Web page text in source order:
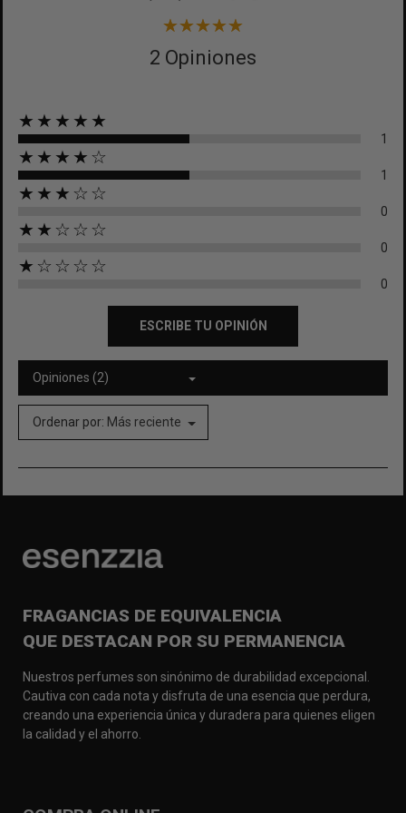
2 Opiniones
★★★★★
1
★★★★☆
1
★★★☆☆
0
★★☆☆☆
0
★☆☆☆☆
0
ESCRIBE TU OPINIÓN
Opiniones (2)
Ordenar por: Más reciente
FRAGANCIAS DE EQUIVALENCIA
QUE DESTACAN POR SU PERMANENCIA
Nuestros perfumes son sinónimo de durabilidad excepcional.
Cautiva con cada nota y disfruta de una esencia que perdura,
creando una experiencia única y duradera para quienes eligen
la calidad y el ahorro.